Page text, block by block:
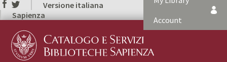
Versione italiana
Sapienza
Account